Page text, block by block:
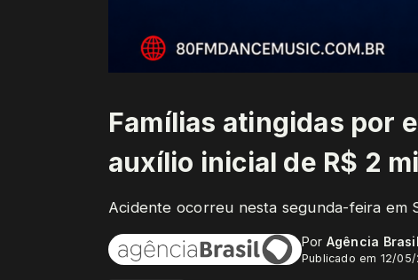
Famílias atingidas por
auxílio inicial de R$ 2
Acidente ocorreu nesta segunda-feira em
Por Agência Brasil
Publicado em 12/